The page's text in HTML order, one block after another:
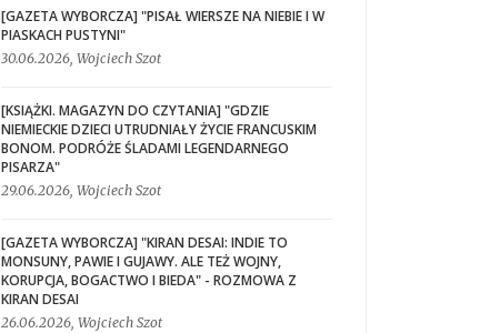
[GAZETA WYBORCZA] "PISAŁ WIERSZE NA NIEBIE I W
PIASKACH PUSTYNI"
30.06.2026, Wojciech Szot
[KSIĄŻKI. MAGAZYN DO CZYTANIA] "GDZIE
NIEMIECKIE DZIECI UTRUDNIAŁY ŻYCIE FRANCUSKIM
BONOM. PODRÓŻE ŚLADAMI LEGENDARNEGO
PISARZA"
29.06.2026, Wojciech Szot
[GAZETA WYBORCZA] "KIRAN DESAI: INDIE TO
MONSUNY, PAWIE I GUJAWY. ALE TEŻ WOJNY,
KORUPCJA, BOGACTWO I BIEDA" - ROZMOWA Z
KIRAN DESAI
26.06.2026, Wojciech Szot